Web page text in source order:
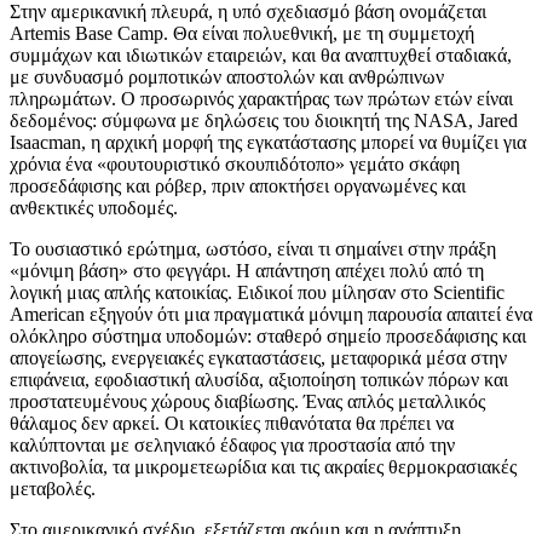
Στην αμερικανική πλευρά, η υπό σχεδιασμό βάση ονομάζεται
Artemis Base Camp. Θα είναι πολυεθνική, με τη συμμετοχή
συμμάχων και ιδιωτικών εταιρειών, και θα αναπτυχθεί σταδιακά,
με συνδυασμό ρομποτικών αποστολών και ανθρώπινων
πληρωμάτων. Ο προσωρινός χαρακτήρας των πρώτων ετών είναι
δεδομένος: σύμφωνα με δηλώσεις του διοικητή της NASA, Jared
Isaacman, η αρχική μορφή της εγκατάστασης μπορεί να θυμίζει για
χρόνια ένα «φουτουριστικό σκουπιδότοπο» γεμάτο σκάφη
προσεδάφισης και ρόβερ, πριν αποκτήσει οργανωμένες και
ανθεκτικές υποδομές.
Το ουσιαστικό ερώτημα, ωστόσο, είναι τι σημαίνει στην πράξη
«μόνιμη βάση» στο φεγγάρι. Η απάντηση απέχει πολύ από τη
λογική μιας απλής κατοικίας. Ειδικοί που μίλησαν στο Scientific
American εξηγούν ότι μια πραγματικά μόνιμη παρουσία απαιτεί ένα
ολόκληρο σύστημα υποδομών: σταθερό σημείο προσεδάφισης και
απογείωσης, ενεργειακές εγκαταστάσεις, μεταφορικά μέσα στην
επιφάνεια, εφοδιαστική αλυσίδα, αξιοποίηση τοπικών πόρων και
προστατευμένους χώρους διαβίωσης. Ένας απλός μεταλλικός
θάλαμος δεν αρκεί. Οι κατοικίες πιθανότατα θα πρέπει να
καλύπτονται με σεληνιακό έδαφος για προστασία από την
ακτινοβολία, τα μικρομετεωρίδια και τις ακραίες θερμοκρασιακές
μεταβολές.